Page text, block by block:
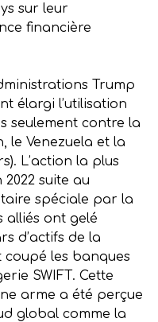
sur leur
financière
Trump
élargi l’utilisation
seulement contre la
le Venezuela et la
L’action la plus
suite au
spéciale par la
alliés ont gelé
d’actifs de la
les banques
SWIFT. Cette
arme a été perçue
global comme la